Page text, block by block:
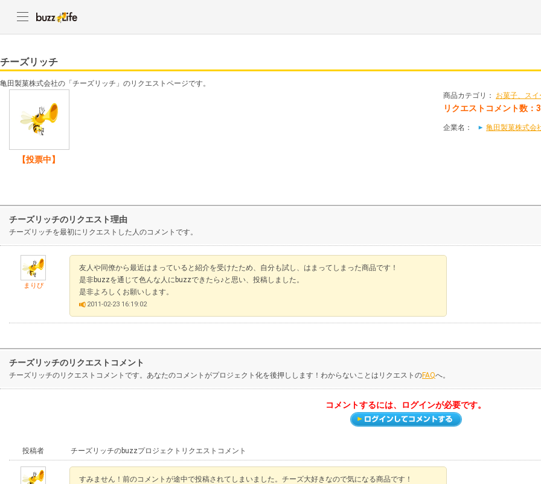
チーズリッチ
亀田製菓株式会社の「チーズリッチ」のリクエストページです。
【投票中】
商品カテゴリ： お菓子、スイ
リクエストコメント数：
企業名： 亀田製菓株式会
チーズリッチのリクエスト理由
チーズリッチを最初にリクエストした人のコメントです。
まりぴ
友人や同僚から最近はまっていると紹介を受けたため、自分も試し、はまってしまった商品です！
是非buzzを通じて色んな人にbuzzできたら♪と思い、投稿しました。
是非よろしくお願いします。
2011-02-23 16:19:02
チーズリッチのリクエストコメント
チーズリッチのリクエストコメントです。あなたのコメントがプロジェクト化を後押しします！わからないことはリクエストのFAQへ。
コメントするには、ログインが必要です。
投稿者 チーズリッチのbuzzプロジェクトリクエストコメント
すみません！前のコメントが途中で投稿されてしまいました。チーズ大好きなので気になる商品です！